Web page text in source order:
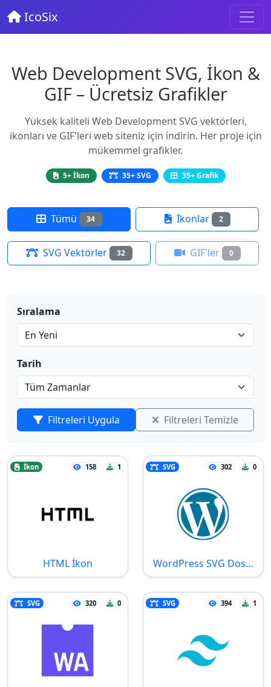
IcoSix
Web Development SVG, İkon &
GIF – Ücretsiz Grafikler
Yüksek kaliteli Web Development SVG vektörleri,
ikonları ve GIF'leri web siteniz için indirin. Her proje için
mükemmel grafikler.
5+ İkon 35+ SVG 35+ Grafik
Tümü 34 İkonlar 2
SVG Vektörler 32 GIF'ler 0
Sıralama
Tarih
Filtreleri Uygula Filtreleri Temizle
İkon 158 1
HTML İkon
SVG 302 0
WordPress SVG Dosyası
SVG 320 0 SVG 394 1